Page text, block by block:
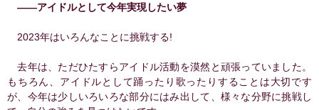
――アイドルとして今年実現したい夢
2023年はいろんなことに挑戦する!
去年は、ただひたすらアイドル活動を漠然と頑張っていました。
もちろん、アイドルとして踊ったり歌ったりすることは⼤切です
が、今年は少しいろいろな部分にはみ出して、様々な分野に挑戦し